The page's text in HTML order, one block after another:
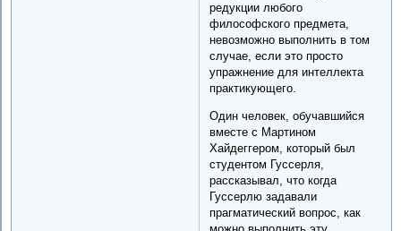
редукции любого
философского предмета,
невозможно выполнить в том
случае, если это просто
упражнение для интеллекта
практикующего.
Один человек, обучавшийся
вместе с Мартином
Хайдеггером, который был
студентом Гуссерля,
рассказывал, что когда
Гуссерлю задавали
прагматический вопрос, как